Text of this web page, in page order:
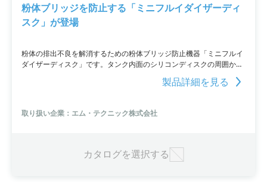
粉体ブリッジを防止する「ミニフルイダイザーディ
スク」が登場
粉体の排出不良を解消するための粉体ブリッジ防止機器「ミニフルイ
ダイザーディスク」です。タンク内面のシリコンディスクの周囲から
圧縮エアーを流すことで、ブリッジやラットホールを解消します。さ
らに、きつい曲面にもフィットする設計です。製品詳細を見る
取り扱い企業：エム・テクニック株式会社
カタログを選択する